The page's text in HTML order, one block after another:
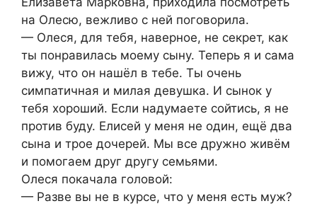
на Олесю, вежливо с ней поговорила.
— Олеся, для тебя, наверное, не секрет, как
ты понравилась моему сыну. Теперь я и сама
вижу, что он нашёл в тебе. Ты очень
симпатичная и милая девушка. И сынок у
тебя хороший. Если надумаете сойтись, я не
против буду. Елисей у меня не один, ещё два
сына и трое дочерей. Мы все дружно живём
и помогаем друг другу семьями.
Олеся покачала головой:
— Разве вы не в курсе, что у меня есть муж?